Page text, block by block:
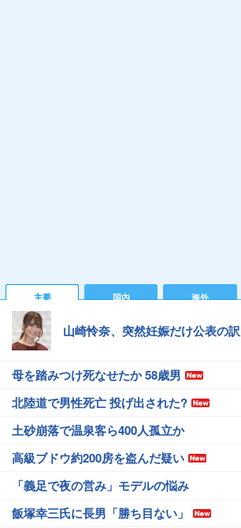
主要 国内 海外
山崎怜奈、突然妊娠だけ公表の訳
母を踏みつけ死なせたか 58歳男
北陸道で男性死亡 投げ出された?
土砂崩落で温泉客ら400人孤立か
高級ブドウ約200房を盗んだ疑い
「義足で夜の営み」モデルの悩み
飯塚幸三氏に長男「勝ち目ない」